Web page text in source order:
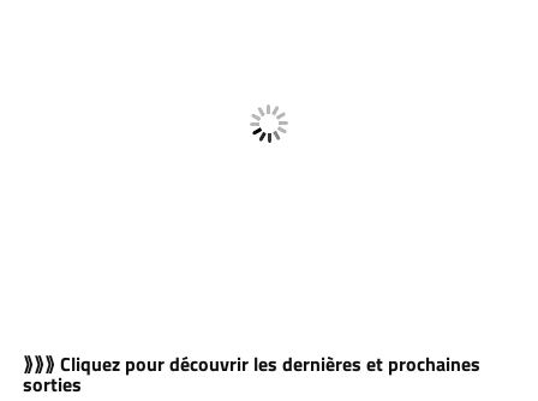
⟫⟫⟫ Cliquez pour découvrir les dernières et prochaines
sorties